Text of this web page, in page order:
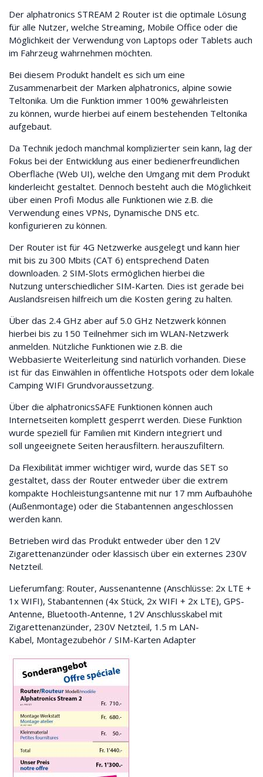
Der alphatronics STREAM 2 Router ist die optimale Lösung
für alle Nutzer, welche Streaming, Mobile Office oder die
Möglichkeit der Verwendung von Laptops oder Tablets auch
im Fahrzeug wahrnehmen möchten.
Bei diesem Produkt handelt es sich um eine
Zusammenarbeit der Marken alphatronics, alpine sowie
Teltonika. Um die Funktion immer 100% gewährleisten
zu können, wurde hierbei auf einem bestehenden Teltonika
aufgebaut.
Da Technik jedoch manchmal komplizierter sein kann, lag der
Fokus bei der Entwicklung aus einer bedienerfreundlichen
Oberfläche (Web UI), welche den Umgang mit dem Produkt
kinderleicht gestaltet. Dennoch besteht auch die Möglichkeit
über einen Profi Modus alle Funktionen wie z.B. die
Verwendung eines VPNs, Dynamische DNS etc.
konfigurieren zu können.
Der Router ist für 4G Netzwerke ausgelegt und kann hier
mit bis zu 300 Mbits (CAT 6) entsprechend Daten
downloaden. 2 SIM-Slots ermöglichen hierbei die
Nutzung unterschiedlicher SIM-Karten. Dies ist gerade bei
Auslandsreisen hilfreich um die Kosten gering zu halten.
Über das 2.4 GHz aber auf 5.0 GHz Netzwerk können
hierbei bis zu 150 Teilnehmer sich im WLAN-Netzwerk
anmelden. Nützliche Funktionen wie z.B. die
Webbasierte Weiterleitung sind natürlich vorhanden. Diese
ist für das Einwählen in öffentliche Hotspots oder dem lokale
Camping WIFI Grundvoraussetzung.
Über die alphatronicsSAFE Funktionen können auch
Internetseiten komplett gesperrt werden. Diese Funktion
wurde speziell für Familien mit Kindern integriert und
soll ungeeignete Seiten herausfiltern. herauszufiltern.
Da Flexibilität immer wichtiger wird, wurde das SET so
gestaltet, dass der Router entweder über die extrem
kompakte Hochleistungsantenne mit nur 17 mm Aufbauhöhe
(Außenmontage) oder die Stabantennen angeschlossen
werden kann.
Betrieben wird das Produkt entweder über den 12V
Zigarettenanzünder oder klassisch über ein externes 230V
Netzteil.
Lieferumfang: Router, Aussenantenne (Anschlüsse: 2x LTE +
1x WIFI), Stabantennen (4x Stück, 2x WIFI + 2x LTE), GPS-
Antenne, Bluetooth-Antenne, 12V Anschlusskabel mit
Zigarettenanzünder, 230V Netzteil, 1.5 m LAN-
Kabel, Montagezubehör / SIM-Karten Adapter